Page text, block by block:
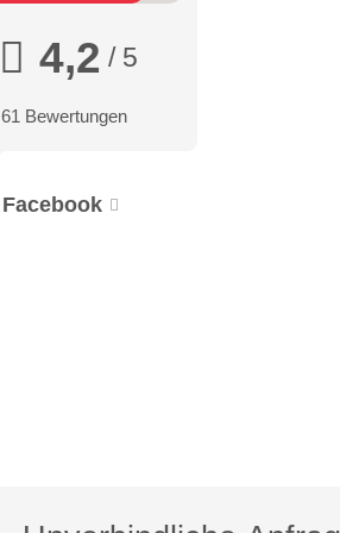
4,2 / 5
61 Bewertungen
Facebook